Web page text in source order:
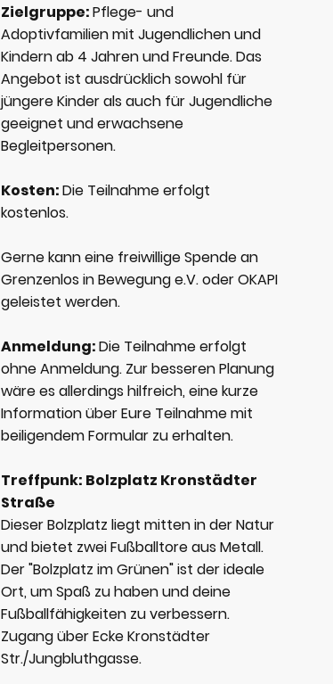
Zielgruppe:Pflege- und
Adoptivfamilien mit Jugendlichen und
Kindern ab 4 Jahren und Freunde. Das
Angebot ist ausdrücklich sowohl für
jüngere Kinder als auch für Jugendliche
geeignet und erwachsene
Begleitpersonen.
Kosten:Die Teilnahme erfolgt
kostenlos.
Gerne kann eine freiwillige Spende an
Grenzenlos in Bewegung e.V. oder OKAPI
geleistet werden.
Anmeldung:Die Teilnahme erfolgt
ohne Anmeldung. Zur besseren Planung
wäre es allerdings hilfreich, eine kurze
Information über Eure Teilnahme mit
beiligendem Formular zu erhalten.
Treffpunk: Bolzplatz Kronstädter
Straße
Dieser Bolzplatz liegt mitten in der Natur
und bietet zwei Fußballtore aus Metall.
Der "Bolzplatz im Grünen" ist der ideale
Ort, um Spaß zu haben und deine
Fußballfähigkeiten zu verbessern.
Zugang über Ecke Kronstädter
Str./Jungbluthgasse.